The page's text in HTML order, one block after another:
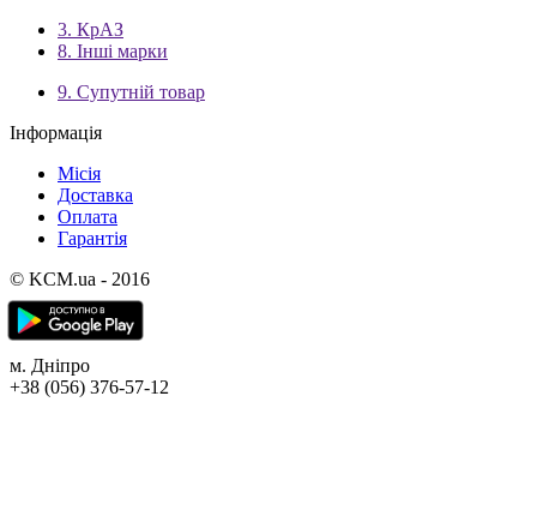
3. КрАЗ
8. Інші марки
9. Супутній товар
Інформація
Місія
Доставка
Оплата
Гарантія
© KCM.ua - 2016
м. Дніпро
+38 (056) 376-57-12